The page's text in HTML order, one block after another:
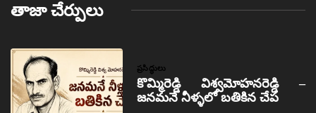
తాజా చేర్పులు
ప్రసిద్ధులు
కొమ్మిరెడ్డి విశ్వమోహనరెడ్డి –
జనమనే నీళ్ళలో బతికిన చేప